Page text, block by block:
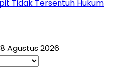
Tidak Tersentuh Hukum
Agustus 2026